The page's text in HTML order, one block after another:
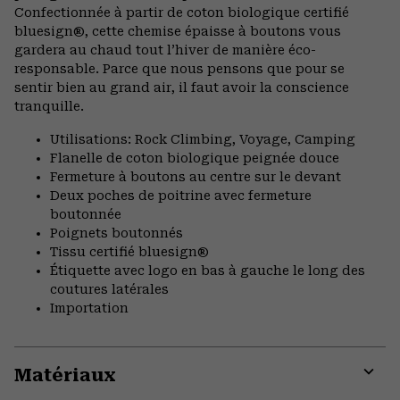
Confectionnée à partir de coton biologique certifié
bluesign®, cette chemise épaisse à boutons vous
gardera au chaud tout l’hiver de manière éco-
responsable. Parce que nous pensons que pour se
sentir bien au grand air, il faut avoir la conscience
tranquille.
Utilisations: Rock Climbing, Voyage, Camping
Flanelle de coton biologique peignée douce
Fermeture à boutons au centre sur le devant
Deux poches de poitrine avec fermeture
boutonnée
Poignets boutonnés
Tissu certifié bluesign®
Étiquette avec logo en bas à gauche le long des
coutures latérales
Importation
Matériaux